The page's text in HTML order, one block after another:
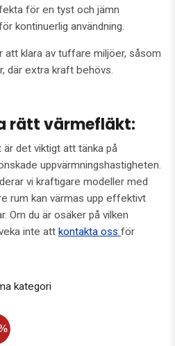
för en tyst och jämn
kontinuerlig användning.
att klara av tuffare miljöer, såsom
där extra kraft behövs.
rätt värmefläkt:
är det viktigt att tänka på
uppvärmningshastigheten.
vi kraftigare modeller med
rum kan värmas upp effektivt
Om du är osäker på vilken
inte att kontakta oss för
kategori